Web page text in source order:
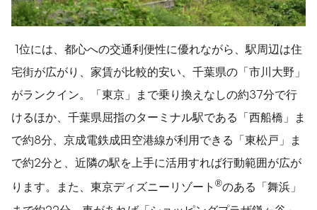
1位には、都心への交通利便性に優れながら、駅周辺は住
宅街が広がり、家賃が比較的安い、千葉県の「市川大野」
がランクイン。「東京」まで乗り換えなしの約37分で行
けるほか、千葉県屈指のターミナル駅である「西船橋」ま
で約8分、京成電鉄成田空港線が利用できる「東松戸」ま
で約2分と、近隣の駅を上手に活用すれば行動範囲が広が
ります。また、東京ディズニーリゾート ®のある「舞浜」